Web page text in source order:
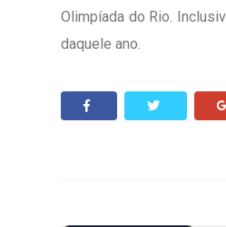
Olimpíada do Rio.
daquele ano.